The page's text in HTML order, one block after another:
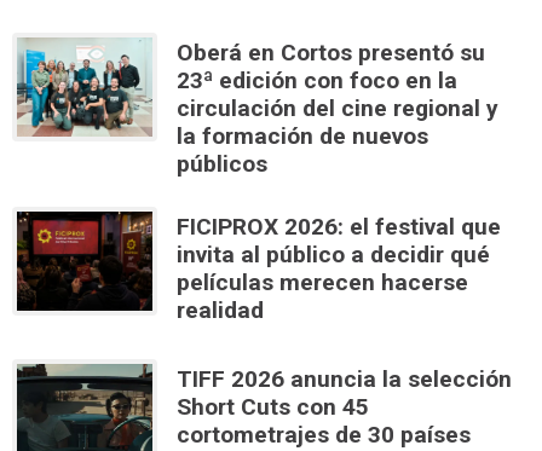
Oberá en Cortos presentó su
23ª edición con foco en la
circulación del cine regional y
la formación de nuevos
públicos
FICIPROX 2026: el festival que
invita al público a decidir qué
películas merecen hacerse
realidad
TIFF 2026 anuncia la selección
Short Cuts con 45
cortometrajes de 30 países